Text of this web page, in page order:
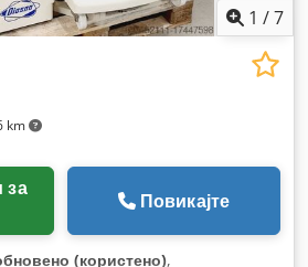
1 /7
km
Повикајте
(користено),